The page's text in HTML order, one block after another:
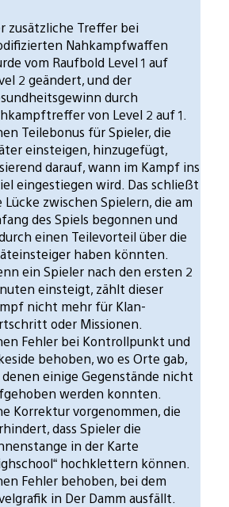
zusätzliche Treffer bei
Nahkampfwaffen
vom Raufbold Level 1 auf
2 geändert, und der
durch
von Level 2 auf 1.
Teilebonus für Spieler, die
einsteigen, hinzugefügt,
darauf, wann im Kampf ins
eingestiegen wird. Das schließt
Lücke zwischen Spielern, die am
des Spiels begonnen und
einen Teilevorteil über die
haben könnten.
ein Spieler nach den ersten 2
einsteigt, zählt dieser
nicht mehr für Klan-
oder Missionen.
Fehler bei Kontrollpunkt und
behoben, wo es Orte gab,
denen einige Gegenstände nicht
werden konnten.
Korrektur vorgenommen, die
dass Spieler die
in der Karte
hochklettern können.
Fehler behoben, bei dem
in Der Damm ausfällt.